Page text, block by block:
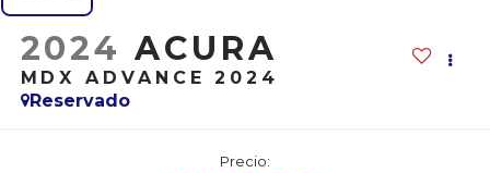
2024 ACURA
MDX ADVANCE 2024
Reservado
Precio: